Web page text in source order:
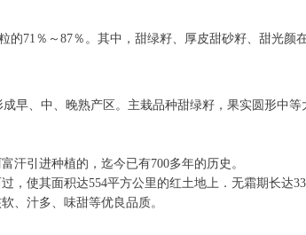
的71％～87％。其中，甜绿籽、厚皮甜砂籽、甜光
早、中、晚熟产区。主栽品种甜绿籽，果实圆形中
引进种植的，迄今已有700多年的历史。
其面积达554平方公里的红土地上．无霜期长达
、汁多、味甜等优良品质。